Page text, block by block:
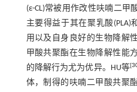
(ε-CL)常被用作改性呋喃二甲
主要得益于其在聚乳酸(PLA)
用以及自身良好的生物降解
甲酸共聚酯在生物降解性能
的降解行为尤为优异。HU等[
体，制得的呋喃二甲酸共聚